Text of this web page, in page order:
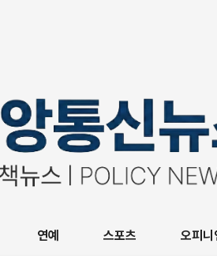
연예 스포츠 오피니